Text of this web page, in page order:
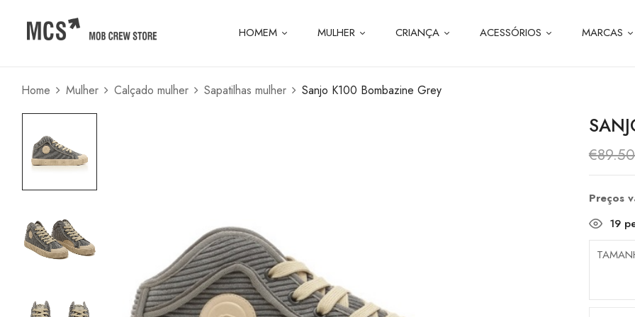
HOMEM MULHER CRIANÇA ACESSÓRIOS MARCAS
Home Mulher Calçado mulher Sapatilhas mulher Sanjo K100 Bombazine Grey
€89.50
Preços
19